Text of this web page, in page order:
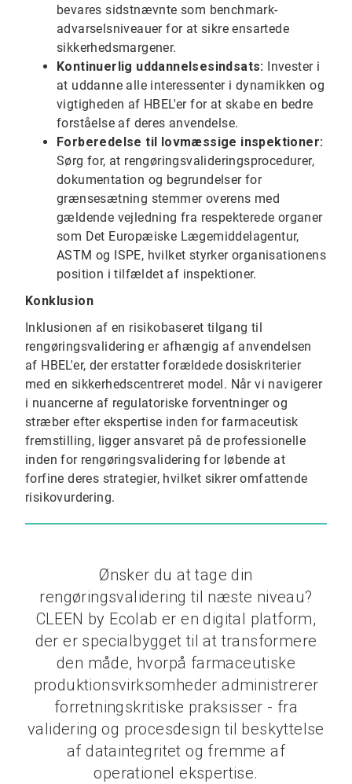
bevares sidstnævnte som benchmark-
advarselsniveauer for at sikre ensartede
sikkerhedsmargener.
Kontinuerlig uddannelsesindsats: Invester i
at uddanne alle interessenter i dynamikken og
vigtigheden af ​​HBEL'er for at skabe en bedre
forståelse af deres anvendelse.
Forberedelse til lovmæssige inspektioner:
Sørg for, at rengøringsvalideringsprocedurer,
dokumentation og begrundelser for
grænsesætning stemmer overens med
gældende vejledning fra respekterede organer
som Det Europæiske Lægemiddelagentur,
ASTM og ISPE, hvilket styrker organisationens
position i tilfældet af inspektioner.
Konklusion
Inklusionen af en risikobaseret tilgang til
rengøringsvalidering er afhængig af anvendelsen
af ​​HBEL'er, der erstatter forældede dosiskriterier
med en sikkerhedscentreret model. Når vi navigerer
i nuancerne af regulatoriske forventninger og
stræber efter ekspertise inden for farmaceutisk
fremstilling, ligger ansvaret på de professionelle
inden for rengøringsvalidering for løbende at
forfine deres strategier, hvilket sikrer omfattende
risikovurdering.
Ønsker du at tage din
rengøringsvalidering til næste niveau?
CLEEN by Ecolab er en digital platform,
der er specialbygget til at transformere
den måde, hvorpå farmaceutiske
produktionsvirksomheder administrerer
forretningskritiske praksisser - fra
validering og procesdesign til beskyttelse
af dataintegritet og fremme af
operationel ekspertise.